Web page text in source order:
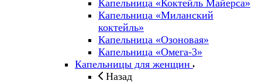
Капельница «Коктейль Майерса»
Капельница «Миланский
коктейль»
Капельница «Озоновая»
Капельница «Омега-3»
Капельницы для женщин
Назад